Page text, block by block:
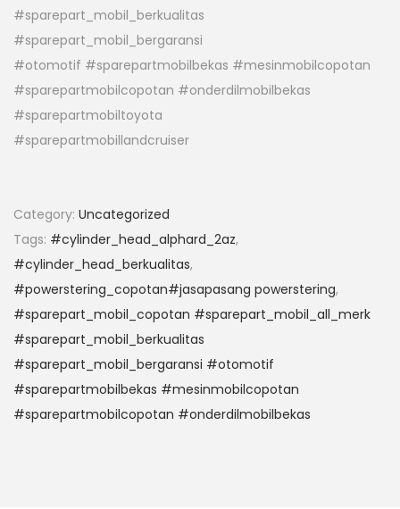
#sparepart_mobil_berkualitas
#sparepart_mobil_bergaransi
#otomotif #sparepartmobilbekas #mesinmobilcopotan
#sparepartmobilcopotan #onderdilmobilbekas
#sparepartmobiltoyota
#sparepartmobillandcruiser
Category: Uncategorized
Tags: #cylinder_head_alphard_2az,
#cylinder_head_berkualitas,
#powerstering_copotan#jasapasang powerstering,
#sparepart_mobil_copotan #sparepart_mobil_all_merk
#sparepart_mobil_berkualitas
#sparepart_mobil_bergaransi #otomotif
#sparepartmobilbekas #mesinmobilcopotan
#sparepartmobilcopotan #onderdilmobilbekas